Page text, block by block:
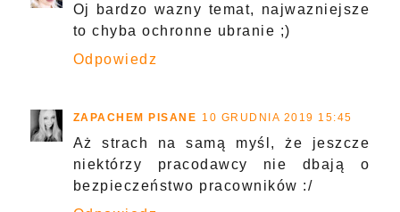
Oj bardzo wazny temat, najwazniejsze
to chyba ochronne ubranie ;)
Odpowiedz
ZAPACHEM PISANE 10 GRUDNIA 2019 15:45
Aż strach na samą myśl, że jeszcze
niektórzy pracodawcy nie dbają o
bezpieczeństwo pracowników :/